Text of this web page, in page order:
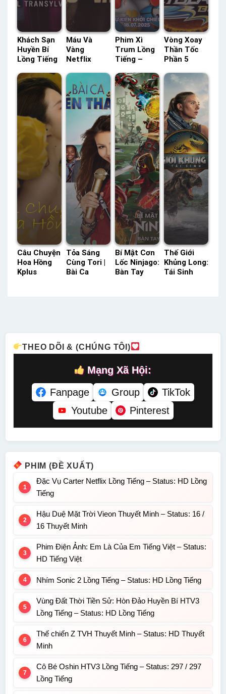
Khách Sạn
Huyền Bí
Lồng Tiếng
HD Lồng
Tiếng
Máu Và
Vàng
Netflix
– Status:
HD Lồng
Tiếng
Phim Xì
Trum Lồng
Tiếng –
Lồng Tiếng
Vòng Xoay
Thần Tốc
Phần 5
Tiếng –
Status: 26 /
26 Lồng
Tiếng
Câu Chuyện
Hoa Hồng
Kplus
Tỏa Sáng
Cùng Tori |
Bài Ca
Bí Mật Cơn
Lốc Ninjago:
Bàn Tay
Thế Giới
Khủng Long:
Tái Sinh
THEO DÕI & (CHÚNG TÔI)
Mạng Xã Hội:
Fanpage
Group
TikTok
Youtube
Pinterest
PHIM (ĐỀ XUẤT)
Đặc Vụ Carter Netflix Lồng Tiếng – Status: HD Lồng
Tiếng
Hậu Duệ Mặt Trời Vieon Thuyết Minh – Status: 16 /
16 Thuyết Minh
Phim Điện Ảnh: Em Là Của Em Tiếng Việt – Status:
HD Tiếng Việt
Nhím Sonic 2 Lồng Tiếng – Status: HD Lồng Tiếng
Vùng Đất Thời Tiền Sử: Hòn Đảo Huyền Bí HTV3
Lồng Tiếng – Status: HD Lồng Tiếng
Thế chiến Z TVH Thuyết Minh – Status: HD Thuyết
Minh
Cô Bé Oshin HTV3 Lồng Tiếng – Status: 297 / 297
Lồng Tiếng